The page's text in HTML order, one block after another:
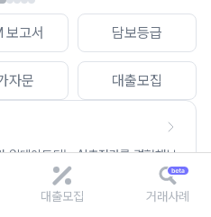
보고서 담보등급
자문 대출모집
업데이트되는 AI추정가를 경험해보
대출모집 거래사례